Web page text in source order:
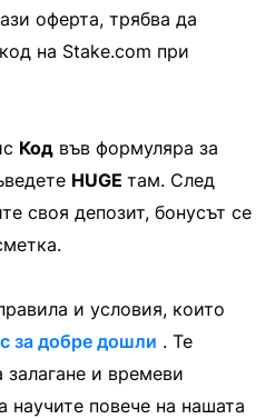
оферта, трябва да
на Stake.com при
Код във формуляра за
HUGE там. След
своя депозит, бонусът се
и условия, които
за добре дошли . Те
залагане и времеви
повече на нашата